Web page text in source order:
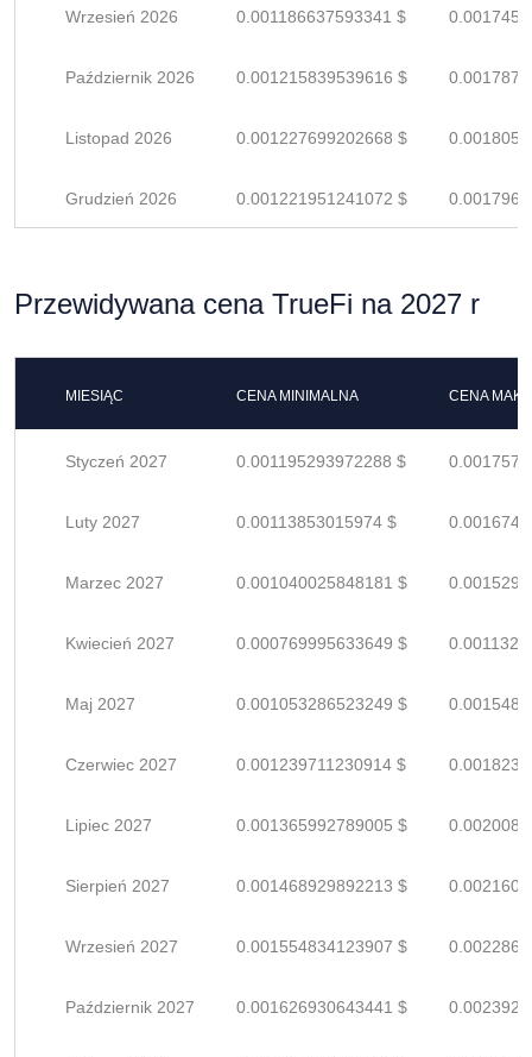
Wrzesień 2026 0.001186637593341 $
Październik 2026 0.001215839539616 $
Listopad 2026 0.001227699202668 $
Grudzień 2026 0.001221951241072 $
Przewidywana cena TrueFi na 2027 r
MIESIĄC CENA MINIMALNA CENA
Styczeń 2027 0.001195293972288 $
Luty 2027 0.00113853015974 $
Marzec 2027 0.001040025848181 $
Kwiecień 2027 0.000769995633649 $
Maj 2027 0.001053286523249 $
Czerwiec 2027 0.001239711230914 $
Lipiec 2027 0.001365992789005 $
Sierpień 2027 0.001468929892213 $
Wrzesień 2027 0.001554834123907 $
Październik 2027 0.001626930643441 $